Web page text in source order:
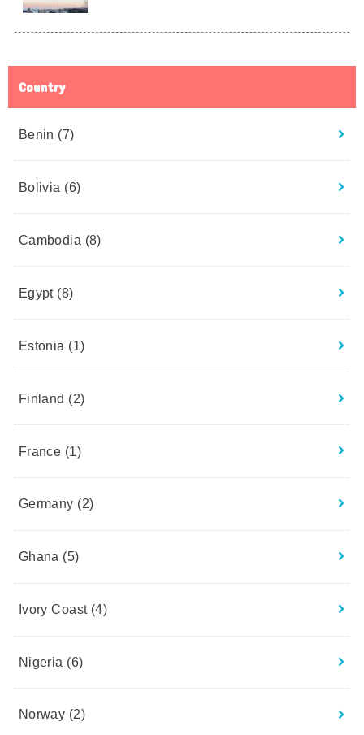
Country
Benin (7)
Bolivia (6)
Cambodia (8)
Egypt (8)
Estonia (1)
Finland (2)
France (1)
Germany (2)
Ghana (5)
Ivory Coast (4)
Nigeria (6)
Norway (2)